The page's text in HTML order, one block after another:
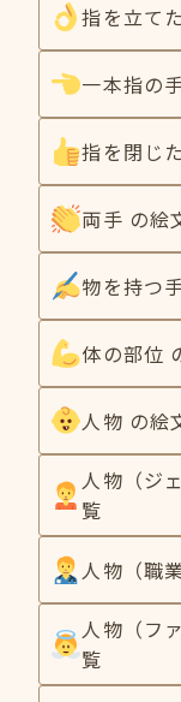
指を立て
一本指の
指を閉じ
両手 の絵
物を持つ
体の部位
人物 の絵
人物（ジ
覧
人物（職
人物（フ
覧